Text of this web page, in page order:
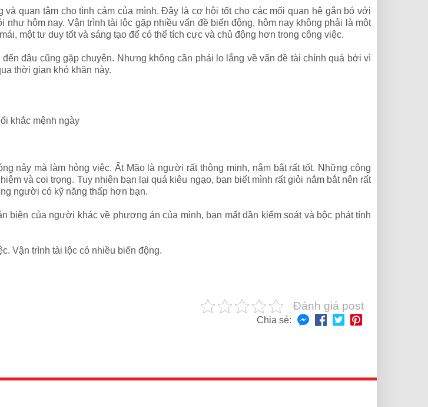
quan tâm cho tình cảm của mình. Đây là cơ hội tốt cho các mối quan hệ gắn bó với
hôm nay. Vận trình tài lộc gặp nhiều vấn đề biến động, hôm nay không phải là một
một tư duy tốt và sáng tạo để có thể tích cực và chủ động hơn trong công việc.
đâu cũng gặp chuyện. Nhưng không cần phải lo lắng về vấn đề tài chính quá bởi vì
thời gian khó khăn này.
khắc mệnh ngày
nảy mà làm hỏng việc. Ất Mão là người rất thông minh, nắm bắt rất tốt. Những công
và coi trọng. Tuy nhiên bạn lại quá kiêu ngạo, bạn biết mình rất giỏi nắm bắt nên rất
người có kỹ năng thấp hơn bạn.
của người khác về phương án của mình, bạn mất dần kiểm soát và bộc phát tính
Vận trình tài lộc có nhiều biến động.
Đánh giá post
Chia sẻ: